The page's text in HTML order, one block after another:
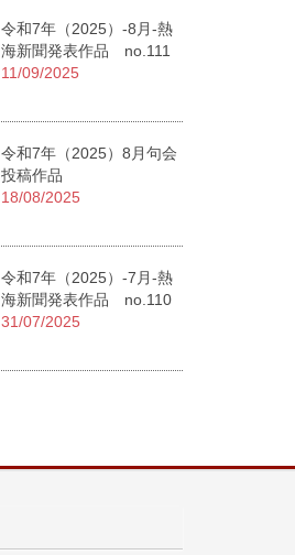
令和7年（2025）-8月-熱
海新聞発表作品 no.111
11/09/2025
令和7年（2025）8月句会
投稿作品
18/08/2025
令和7年（2025）-7月-熱
海新聞発表作品 no.110
31/07/2025